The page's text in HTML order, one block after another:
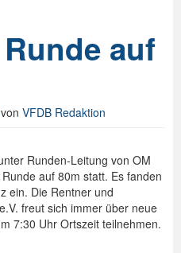
auf
von VFDB Redaktion
Runden-Leitung von OM
auf 80m statt. Es fanden
ein. Die Rentner und
freut sich immer über neue
7:30 Uhr Ortszeit teilnehmen.